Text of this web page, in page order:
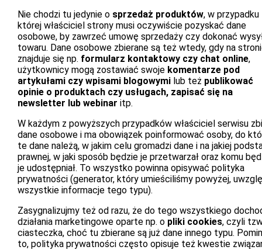
Nie chodzi tu jedynie o sprzedaż produktów, w przypadku
której właściciel strony musi oczywiście pozyskać dane
osobowe, by zawrzeć umowę sprzedaży czy dokonać
towaru. Dane osobowe zbierane są też wtedy, gdy na
znajduje się np. formularz kontaktowy czy chat online,
użytkownicy mogą zostawiać swoje komentarze pod
artykułami czy wpisami blogowymi lub też publikować
opinie o produktach czy usługach, zapisać się na
newsletter lub webinar itp.
W każdym z powyższych przypadków właściciel serwisu
dane osobowe i ma obowiązek poinformować osoby, do
te dane należą, w jakim celu gromadzi dane i na jakiej
prawnej, w jaki sposób będzie je przetwarzał oraz komu
je udostępniał. To wszystko powinna opisywać polityka
prywatności (generator, który umieściliśmy powyżej,
wszystkie informacje tego typu).
Zasygnalizujmy też od razu, że do tego wszystkiego
działania marketingowe oparte np. o pliki cookies, czyli
ciasteczka, choć tu zbierane są już dane innego typu.
to, polityka prywatności często opisuje też kwestie